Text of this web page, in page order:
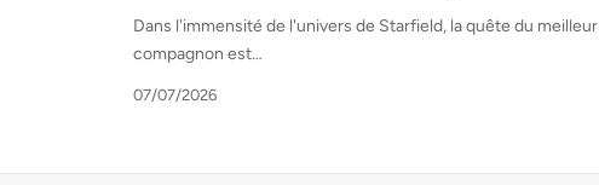
Dans l'immensité de l'univers de Starfield, la quête du meilleur
compagnon est…
07/07/2026